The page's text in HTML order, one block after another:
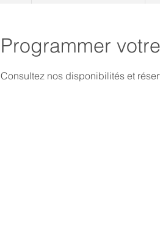
Programmer
Consultez nos disponibilités et